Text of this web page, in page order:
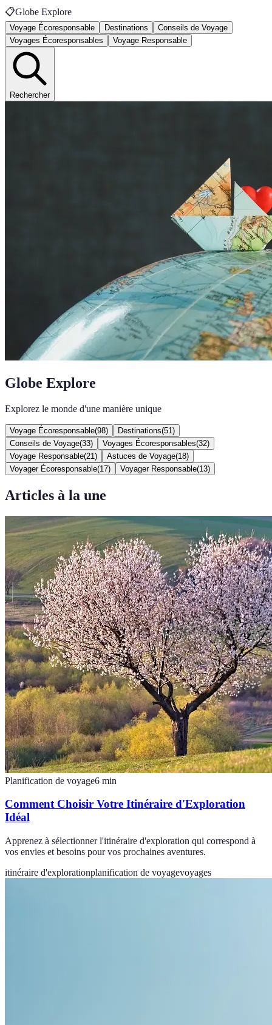
📋Globe Explore
Voyage Écoresponsable Destinations
Conseils de Voyage
Voyages Écoresponsables
Voyage Responsable
Rechercher
Globe Explore
Explorez le monde d'une manière unique
Voyage Écoresponsable(98) Destinations(51 )
Conseils de Voyage(33) Voyages Écoresponsables(32)
Voyage Responsable(21 ) Astuces de Voyage(18)
Voyager Écoresponsable(17) Voyager Responsable(13)
Articles à la une
Planification de voyage6 min
Comment Choisir Votre Itinéraire d'Exploration
Idéal
Apprenez à sélectionner l'itinéraire d'exploration qui correspond à
vos envies et besoins pour vos prochaines aventures.
itinéraire d'explorationplanification de voyagevoyages